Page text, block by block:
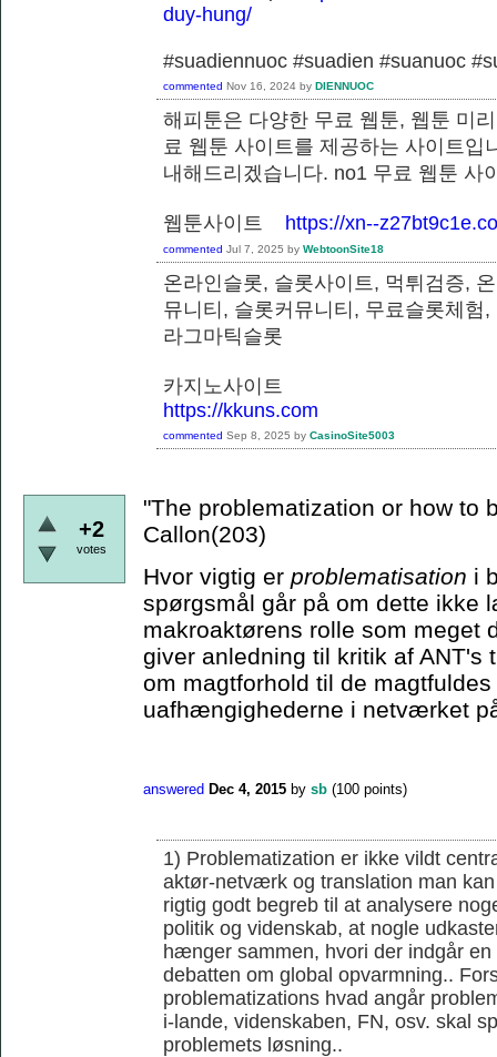
duy-hung/
#suadiennuoc #suadien #suanuoc
commented Nov 16, 2024 by DIENNUOC
해피툰은 다양한 무료 웹툰, 웹툰 미
료 웹툰 사이트를 제공하는 사이트
내해드리겠습니다. no1 무료 웹툰 사
웹툰사이트 https://xn--
commented Jul 7, 2025 by WebtoonSite18
온라인슬롯, 슬롯사이트, 먹튀검증,
뮤니티, 슬롯커뮤니티, 무료슬롯체험
라그마틱슬롯
카지노사이트
https://kkuns.com
commented Sep 8, 2025 by CasinoSite5003
+2
votes
"The problematization or how to
Callon(203)
Hvor vigtig er problematisation i
spørgsmål går på om dette ikke
makroaktørens rolle som meget
giver anledning til kritik af ANT's
om magtforhold til de
uafhængighederne i netværket
answered Dec 4, 2015 by sb (100 points)
1) Problematization er ikke vildt
aktør-netværk og translation man
rigtig godt begreb til at analysere
politik og videnskab, at nogle
hænger sammen, hvori der indgår
debatten om global opvarmning..
problematizations hvad angår
i-lande, videnskaben, FN, osv. skal
problemets løsning..